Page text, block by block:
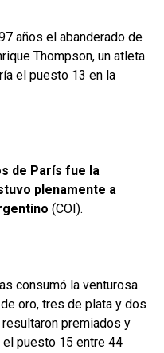
años el abanderado de
Thompson, un atleta
el puesto 13 en la
de París fue la
plenamente a
(COI).
consumó la venturosa
oro, tres de plata y dos
premiados y
puesto 15 entre 44